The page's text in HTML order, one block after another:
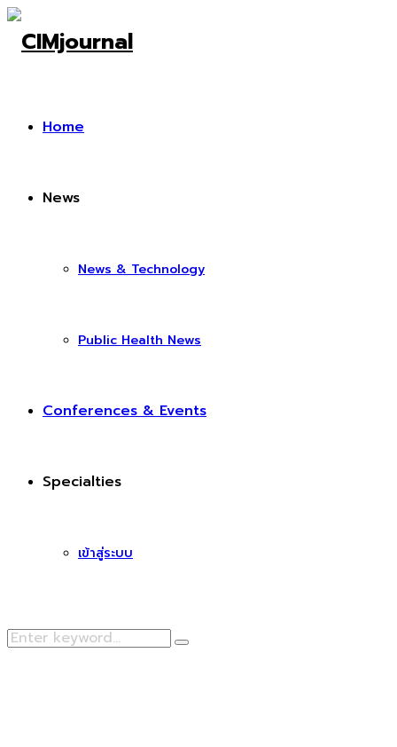
Home
News
News & Technology
Public Health News
Conferences & Events
Specialties
เข้าสู่ระบบ
Search
Search